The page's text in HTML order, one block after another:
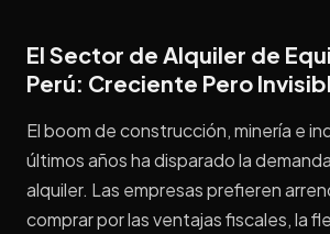
El Sector de Alquiler de
Perú: Creciente Pero
El boom de construcción, minería e
últimos años ha disparado la
alquiler. Las empresas prefieren
comprar por las ventajas fiscales, la